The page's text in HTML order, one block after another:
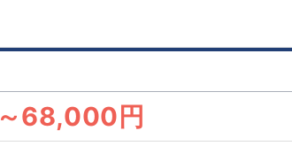
～68,000円